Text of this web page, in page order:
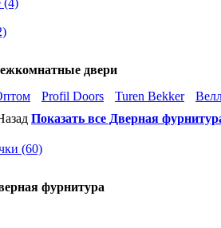
(4)
двери
Profil Doors Turen Bekker
Показать все Дверная
(60)
фурнитура